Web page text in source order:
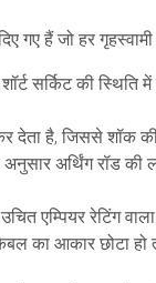
गए हैं जो हर
सर्किट की
है, जिससे शॉक की
अर्थिंग रॉड की
एम्पियर रेटिंग
आकार छोटा हो